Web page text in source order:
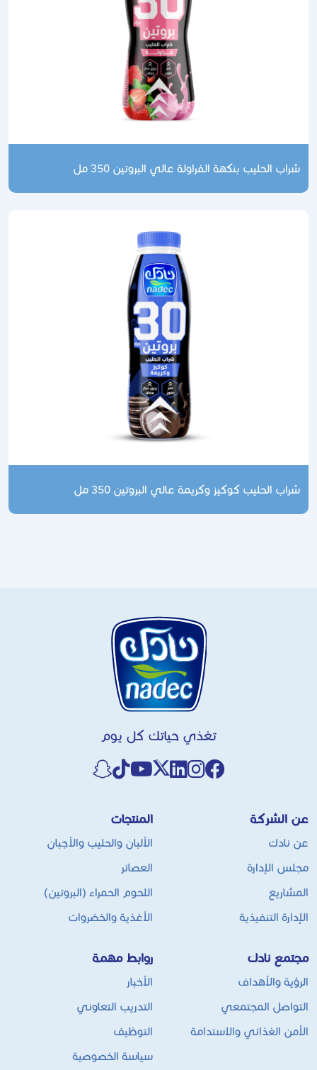
شراب الحليب بنكهة الفراولة عالي البروتين 350 مل
شراب الحليب كوكيز وكريمة عالي البروتين 350 مل
تغذي حياتك كل يوم
عن الشركة
عن نادك
مجلس الإدارة
المشاريع
الإدارة التنفيذية
المنتجات
الألبان والحليب والأجبان
العصائر
اللحوم الحمراء (البروتين)
الأغذية والخضروات
مجتمع نادك
الرؤية والأهداف
التواصل المجتمعي
الأمن الغذائي والاستدامة
روابط مهمة
الأخبار
التدريب التعاوني
التوظيف
سياسة الخصوصية